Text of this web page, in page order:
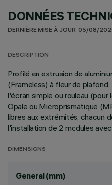
DONNÉES
DERNIÈRE MISE À JOUR: 05/08/
DESCRIPTION
Profilé en extrusion de
(Frameless) à fleur de
l'écran simple ou rouleau (pour
Opale ou Microprismatique
libres aux extrémités, chacun
l'installation de 2 modules
DIMENSIONS
General (mm)